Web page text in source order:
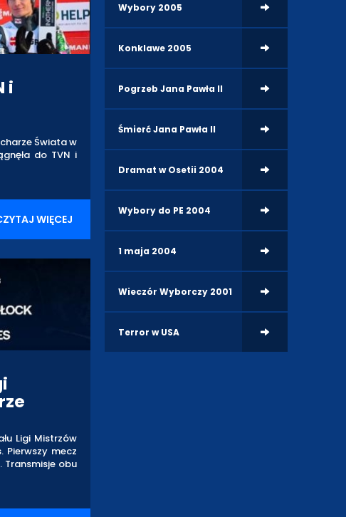
i
Świata w
do TVN i
WIĘCEJ
Ligi Mistrzów
Pierwszy mecz
Transmisje obu
Wybory 2005
Konklawe 2005
Pogrzeb Jana Pawła II
Śmierć Jana Pawła II
Dramat w Osetii 2004
Wybory do PE 2004
1 maja 2004
Wieczór Wyborczy 2001
Terror w USA